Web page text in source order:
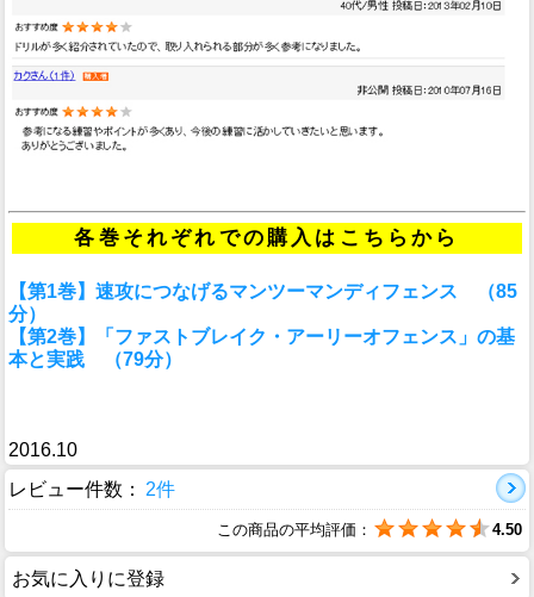
各巻それぞれでの購入はこちらから
【第1巻】速攻につなげるマンツーマンディフェンス （85
分）
【第2巻】「ファストブレイク・アーリーオフェンス」の基
本と実践 （79分）
2016.10
レビュー件数：
2件
この商品の平均評価： 4.50
お気に入りに登録